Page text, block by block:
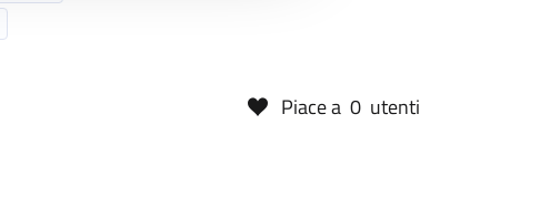
Piace a 0 utenti